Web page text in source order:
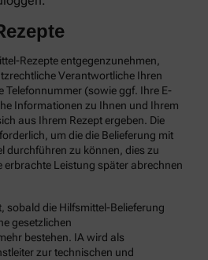
Rezepte entgegenzunehmen,
Verantwortliche Ihren
Telefonnummer (sowie ggf. Ihre E-
Informationen zu Ihnen und Ihrem
aus Ihrem Rezept ergeben. Die
um die die Belieferung mit
durchführen zu können, dies zu
erbrachte Leistung später abrechnen
sobald die Hilfsmittel-Belieferung
gesetzlichen
bestehen. IA wird als
zur technischen und